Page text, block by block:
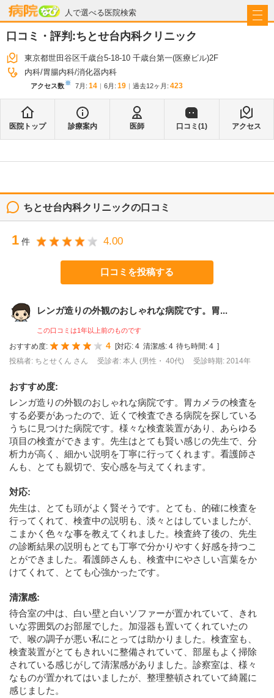
人で選べる医院検索
病院なび
口コミ・評判:ちとせ台内科クリニック
東京都世田谷区千歳台5-18-10 千歳台第一(医療ビル)2F
内科 胃腸内科 消化器内科
アクセス数※ 7月 : 14 6月 : 19 過去12ヶ月: 423
医院トップ 診療案内 医師 口コミ(1) アクセス
ちとせ台内科クリニックの口コミ
1 件 4.00
口コミを投稿する
レンガ造りの外観のおしゃれな病院です。胃...
この口コミは1年以上前のものです
おすすめ度: 4 [対応: 4 清潔感: 4 待ち時間: 4 ]
投稿者: ちとせくん さん
受診者: 本人 (男性・ 40代) 受診時期: 2014年
おすすめ度:
レンガ造りの外観のおしゃれな病院です。胃カメラの検査を
する必要があったので、近くで検査できる病院を探している
うちに見つけた病院です。様々な検査装置があり、あらゆる
項目の検査ができます。先生はとても賢い感じの先生で、分
析力が高く、細かい説明を丁寧に行ってくれます。看護師さ
んも、とても親切で、安心感を与えてくれます。
対応:
先生は、とても頭がよく賢そうです。とても、的確に検査を
行ってくれて、検査中の説明も、淡々とはしていましたが、
こまかく色々な事を教えてくれました。検査終了後の、先生
の診断結果の説明もとても丁寧で分かりやすく好感を持つこ
とができました。看護師さんも、検査中にやさしい言葉をか
けてくれて、とても心強かったです。
清潔感:
待合室の中は、白い壁と白いソファーが置かれていて、きれ
いな雰囲気のお部屋でした。加湿器も置いてくれていたの
で、喉の調子が悪い私にとっては助かりました。検査室も、
検査装置がとてもきれいに整備されていて、部屋もよく掃除
されている感じがして清潔感がありました。診察室は、様々
なものが置かれてはいましたが、整理整頓されていて綺麗に
感じました。